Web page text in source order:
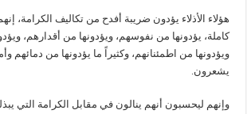
هؤلاء الأذلاء يؤدون ضريبة أفدح من تكاليف الكرامة،
كاملة، يؤدونها من نفوسهم، ويؤدونها من أقدارهم،
ويؤدونها من اطمئنانهم، وكثيراً ما يؤدونها من دمائهم
يشعرون.
وإنهم ليحسبون أنهم ينالون في مقابل الكرامة التي